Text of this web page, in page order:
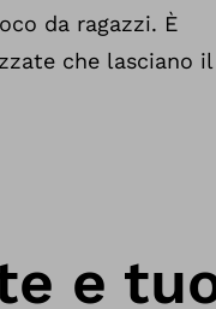
da ragazzi. È
che lasciano il
e